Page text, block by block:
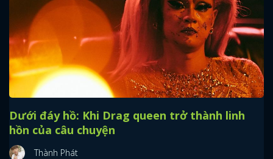
Dưới đáy hồ: Khi Drag queen trở thành linh
hồn của câu chuyện
Thành Phát